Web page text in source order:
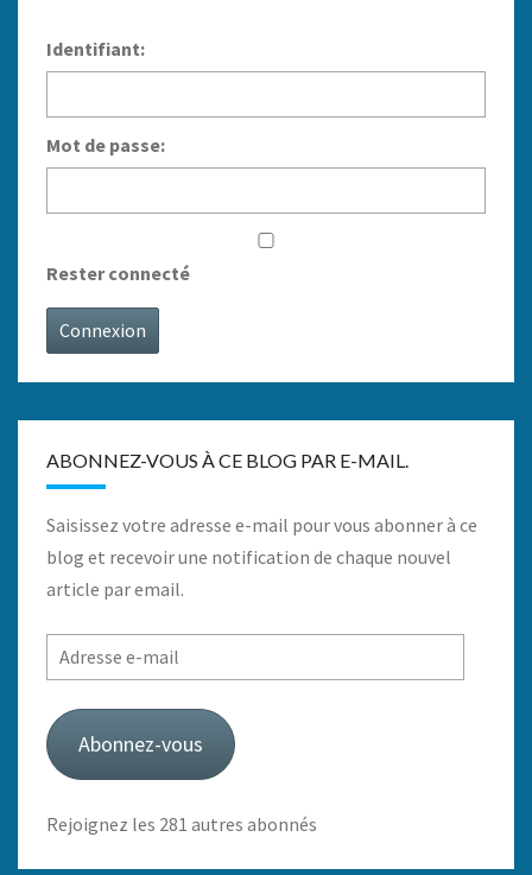
Identifiant:
Mot de passe:
Rester connecté
Connexion
ABONNEZ-VOUS À CE BLOG PAR E-MAIL.
Saisissez votre adresse e-mail pour vous abonner à ce
blog et recevoir une notification de chaque nouvel
article par email.
Adresse
e-
mail
Abonnez-vous
Rejoignez les 281 autres abonnés